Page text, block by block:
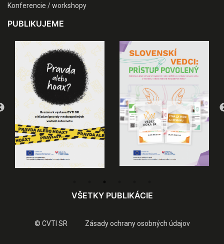
Konferencie / workshopy
PUBLIKUJEME
VŠETKY PUBLIKÁCIE
© CVTI SR Zásady ochrany osobných údajov